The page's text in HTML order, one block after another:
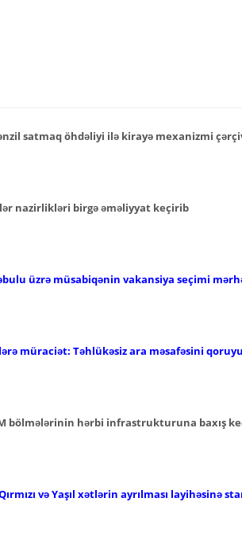
satmaq öhdəliyi ilə kirayə mexanizmi
nazirlikləri birgə əməliyyat keçirib
üzrə müsabiqənin vakansiya seçimi
müraciət: Təhlükəsiz ara məsafəsini
bölmələrinin hərbi infrastrukturuna baxış
və Yaşıl xətlərin ayrılması layihəsinə